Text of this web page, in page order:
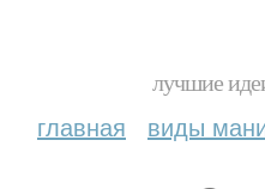
лучшие
главная виды